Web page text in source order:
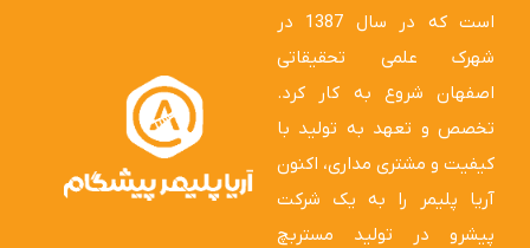
است که در سال 1387 در
شهرک علمی تحقیقاتی
اصفهان شروع به کار کرد.
تخصص و تعهد به تولید با
کیفیت و مشتری مداری، اکنون
آریا پلیمر را به یک شرکت
پیشرو در تولید مستربچ